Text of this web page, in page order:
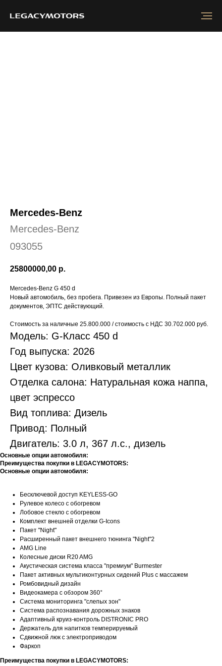
Mercedes-Benz
Mercedes-Benz
093055
25800000,00 р.
Mercedes-Benz G 450 d
Новый автомобиль, без пробега. Привезен из Европы. Полный пакет
документов, ЭПТС действующий.
Стоимость за наличные 25.800.000 / стоимость с НДС 30.702.000 руб.
Модель: G-Класс 450 d
Год выпуска: 2026
Цвет кузова: Оливковый металлик
Отделка салона: Натуральная кожа наппа,
цвет эспрессо
Вид топлива: Дизель
Привод: Полный
Двигатель: 3.0 л, 367 л.с., дизель
Основные опции автомобиля:
Преимущества покупки в LEGACYMOTORS:
Основные опции автомобиля:
Бесключевой доступ KEYLESS-GО
Рулевое колесо с обогревом
Лобовое стекло с обогревом
Комплект внешней отделки G-Icons
Пакет "Night"
Расширенный пакет внешнего тюнинга "Night"2
AMG Line
Колесные диски R20 AMG
Акустическая система класса "премиум" Burmester
Пакет активных мультиконтурных сидений Plus с массажем
Ромбовидный дизайн
Видеокамера с обзором 360°
Система мониторинга "слепых зон"
Система распознавания дорожных знаков
Адаптивный круиз-контроль DISTRONIC PRO
Держатель для напитков темперируемый
Сдвижной люк с электроприводом
Фаркоп
Преимущества покупки в LEGACYMOTORS: